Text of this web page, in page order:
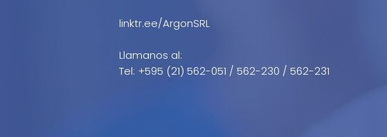
linktr.ee/ArgonSRL
Llamanos al:
Tel: +595 (21) 562-051 / 562-230 / 562-231